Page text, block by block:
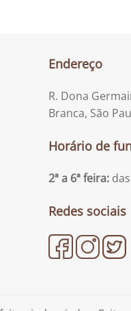
Endereço
R. Dona
Branca, São
Horário de
2ª a 6ª feira:
Redes sociais